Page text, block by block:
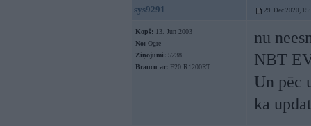
sys9291 29. Dec 2020,
Kopš: 13. Jun 2003
No: Ogre
Ziņojumi: 5238
Braucu ar: F20 R1200RT
nu
NBT
Un pēc
ka